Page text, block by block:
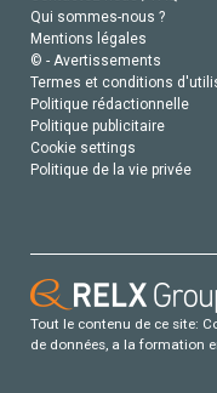
Qui sommes-nous ?
Mentions légales
© - Avertissements
Termes et conditions
Politique rédactionnelle
Politique publicitaire
Cookie settings
Politique de la vie privée
Tout le contenu de ce site:
de données, a la formation